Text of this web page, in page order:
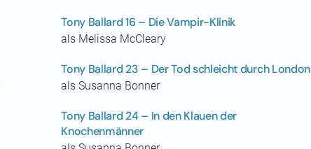
Tony Ballard 16 – Die Vampir-Klinik
als Melissa McCleary
Tony Ballard 23 – Der Tod schleicht durch London
als Susanna Bonner
Tony Ballard 24 – In den Klauen der
Knochenmänner